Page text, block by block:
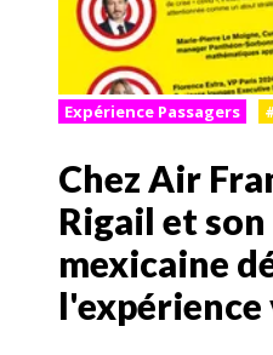
Expérience Passagers
Chez Air
Rigail et
mexicaine
l'expérience